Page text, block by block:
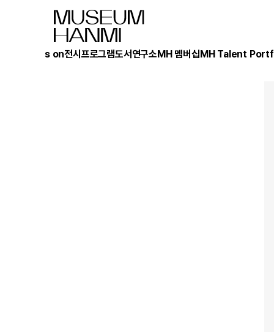
What's on전시 프로그램도서 연구소MH 멤버십MH Talent